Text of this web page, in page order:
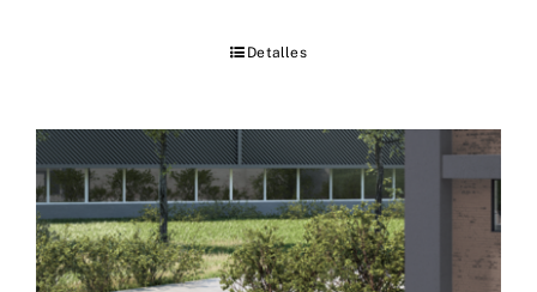
Detalles